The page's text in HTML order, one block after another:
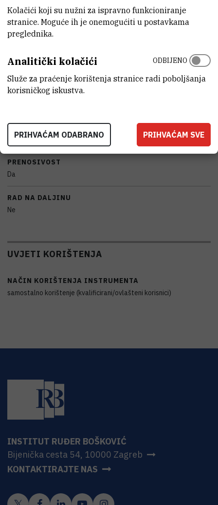
KARAKTERISTIKE
Multivac 300-MB-T - postolje
Rocker 400 - vakumska pumpa
PROIZVOĐAČ
NABAVNA CIJENA
19656.25 HRK
PRENOSIVOST
Da
RAD NA DALJINU
Ne
UVJETI KORIŠTENJA
NAČIN KORIŠTENJA INSTRUMENTA
samostalno korištenje (kvalificirani/ovlašteni korisnici)
INSTITUT RUĐER BOŠKOVIĆ
Bijenička cesta 54, 10000 Zagreb
KONTAKTIRAJTE NAS
Kolačići koji su nužni za ispravno funkcioniranje
stranice. Moguće ih je onemogućiti u postavkama
preglednika.
Analitički kolačići
Služe za praćenje korištenja stranice radi poboljšanja
korisničkog iskustva.
ODBIJENO
PRIHVAĆAM ODABRANO PRIHVAĆAM SVE